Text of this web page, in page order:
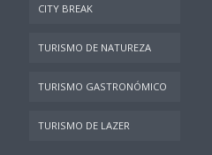
CITY BREAK
TURISMO DE NATUREZA
TURISMO GASTRONÓMICO
TURISMO DE LAZER